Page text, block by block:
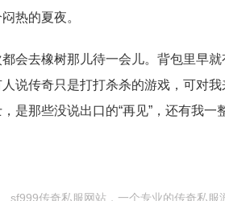
热的夏夜。
会去橡树那儿待一会儿。背包里早
说传奇只是打打杀杀的游戏，可对
是那些没说出口的“再见”，还有我一
sf999传奇私服网站，一个专业的传奇私服